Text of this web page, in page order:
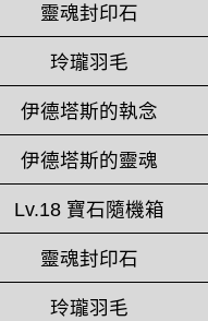
靈魂封印石
玲瓏羽毛
伊德塔斯的執念
伊德塔斯的靈魂
Lv.18 寶石隨機箱
靈魂封印石
玲瓏羽毛